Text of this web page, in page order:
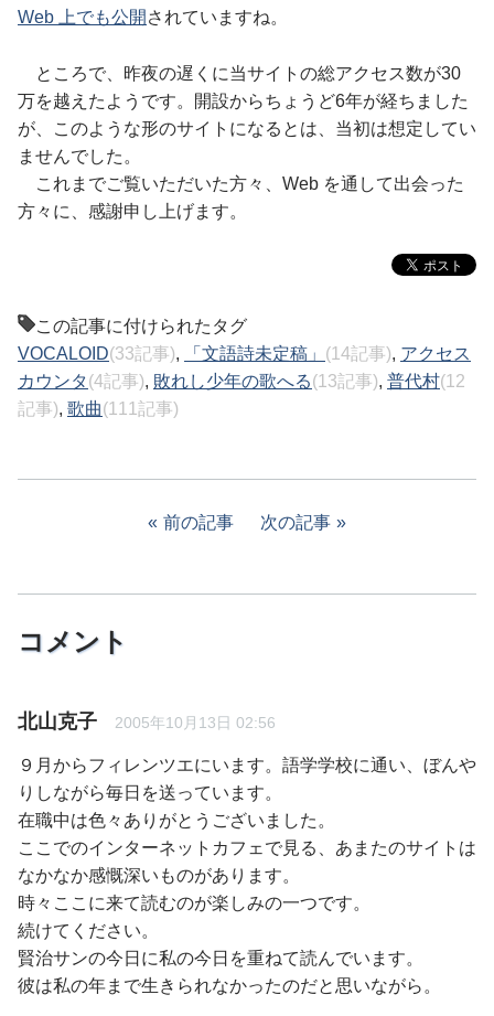
Web 上でも公開 されていますね。
ところで、昨夜の遅くに当サイトの総アクセス数が30
万を越えたようです。開設からちょうど6年が経ちました
が、このような形のサイトになるとは、当初は想定してい
ませんでした。
これまでご覧いただいた方々、Web を通して出会った
方々に、感謝申し上げます。
この記事に付けられたタグ
VOCALOID(33記事), 「文語詩未定稿」 (14記事), アクセス
カウンタ(4記事), 敗れし少年の歌へる(13記事), 普代村(12
記事), 歌曲(111記事)
前の記事 次の記事
コメント
北山克子 2005年10月13日 02:56
９月からフィレンツエにいます。語学学校に通い、ぼんや
りしながら毎日を送っています。
在職中は色々ありがとうございました。
ここでのインターネットカフェで見る、あまたのサイトは
なかなか感慨深いものがあります。
時々ここに来て読むのが楽しみの一つです。
続けてください。
賢治サンの今日に私の今日を重ねて読んでいます。
彼は私の年まで生きられなかったのだと思いながら。